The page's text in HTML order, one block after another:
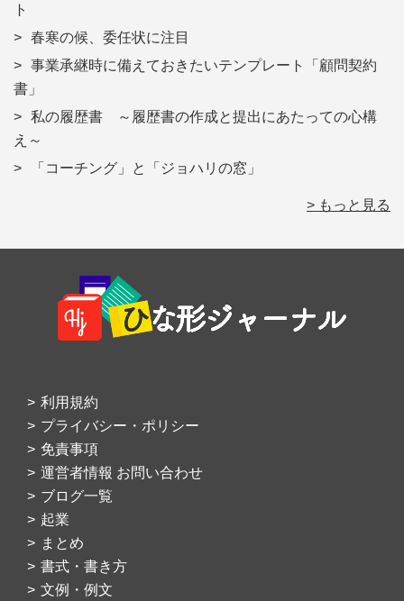
ト
春寒の候、委任状に注目
事業承継時に備えておきたいテンプレート「顧問契約
書」
私の履歴書 ～履歴書の作成と提出にあたっての心構
え～
「コーチング」と「ジョハリの窓」
> もっと見る
Footer
利用規約
プライバシー・ポリシー
免責事項
運営者情報 お問い合わせ
ブログ一覧
起業
まとめ
書式・書き方
文例・例文